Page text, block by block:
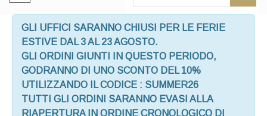
GLI UFFICI SARANNO CHIUSI PER LE FERIE
ESTIVE DAL 3 AL 23 AGOSTO.
GLI ORDINI GIUNTI IN QUESTO PERIODO,
GODRANNO DI UNO SCONTO DEL 10%
UTILIZZANDO IL CODICE : SUMMER26
TUTTI GLI ORDINI SARANNO EVASI ALLA
RIAPERTURA IN ORDINE CRONOLOGICO DI